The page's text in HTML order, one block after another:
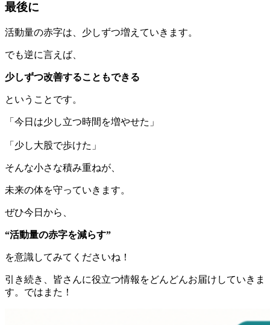
最後に
活動量の赤字は、少しずつ増えていきます。
でも逆に言えば、
少しずつ改善することもできる
ということです。
「今日は少し立つ時間を増やせた」
「少し大股で歩けた」
そんな小さな積み重ねが、
未来の体を守っていきます。
ぜひ今日から、
“活動量の赤字を減らす”
を意識してみてくださいね！
引き続き、皆さんに役立つ情報をどんどんお届けしていきま
す。ではまた！